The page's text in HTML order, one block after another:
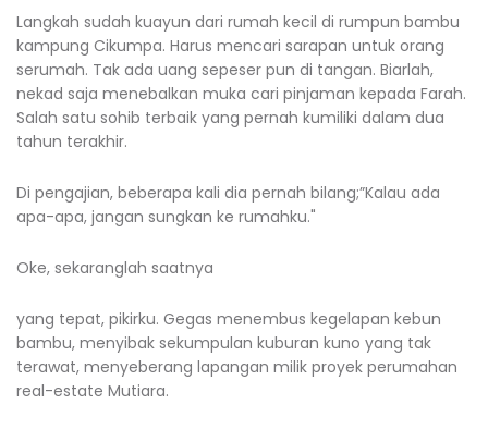
Langkah sudah kuayun dari rumah kecil di rumpun bambu
kampung Cikumpa. Harus mencari sarapan untuk orang
serumah. Tak ada uang sepeser pun di tangan. Biarlah,
nekad saja menebalkan muka cari pinjaman kepada Farah.
Salah satu sohib terbaik yang pernah kumiliki dalam dua
tahun terakhir.
Di pengajian, beberapa kali dia pernah bilang;”Kalau ada
apa-apa, jangan sungkan ke rumahku."
Oke, sekaranglah saatnya
yang tepat, pikirku. Gegas menembus kegelapan kebun
bambu, menyibak sekumpulan kuburan kuno yang tak
terawat, menyeberang lapangan milik proyek perumahan
real-estate Mutiara.